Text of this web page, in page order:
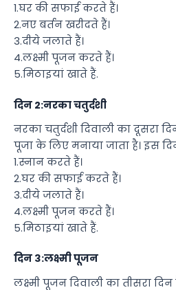
1.घर की सफाई करते हैं।
2.नए बर्तन खरीदते हैं।
3.दीये जलाते हैं।
4.लक्ष्मी पूजन करते हैं।
5.मिठाइयां खाते हैं.
दिन 2:नरका चतुर्दशी
नरका चतुर्दशी दिवाली का दूसरा
पूजा के लिए मनाया जाता है। इस
1.स्नान करते हैं।
2.घर की सफाई करते हैं।
3.दीये जलाते हैं।
4.लक्ष्मी पूजन करते हैं।
5.मिठाइयां खाते हैं.
दिन 3:लक्ष्मी पूजन
लक्ष्मी पूजन दिवाली का तीसरा